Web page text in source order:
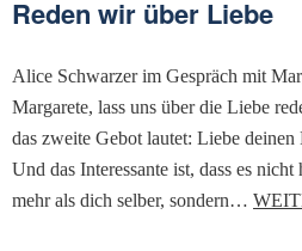
Reden wir über Liebe
Alice Schwarzer im Gespräch mit
Margarete, lass uns über die Liebe
das zweite Gebot lautet: Liebe deinen
Und das Interessante ist, dass es
mehr als dich selber, sondern…